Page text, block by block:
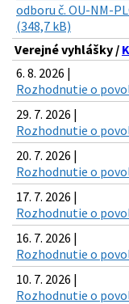
odboru č. OU-NM-
(348,7 kB)
Verejné vyhlášky /
6. 8. 2026 |
Rozhodnutie o
29. 7. 2026 |
Rozhodnutie o
20. 7. 2026 |
Rozhodnutie o
17. 7. 2026 |
Rozhodnutie o
16. 7. 2026 |
Rozhodnutie o
10. 7. 2026 |
Rozhodnutie o